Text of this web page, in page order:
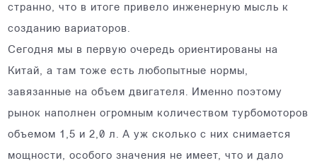
странно, что в итоге привело инженерную мысль к
созданию вариаторов.
Сегодня мы в первую очередь ориентированы на
Китай, а там тоже есть любопытные нормы,
завязанные на объем двигателя. Именно поэтому
рынок наполнен огромным количеством турбомоторов
объемом 1,5 и 2,0 л. А уж сколько с них снимается
мощности, особого значения не имеет, что и дало